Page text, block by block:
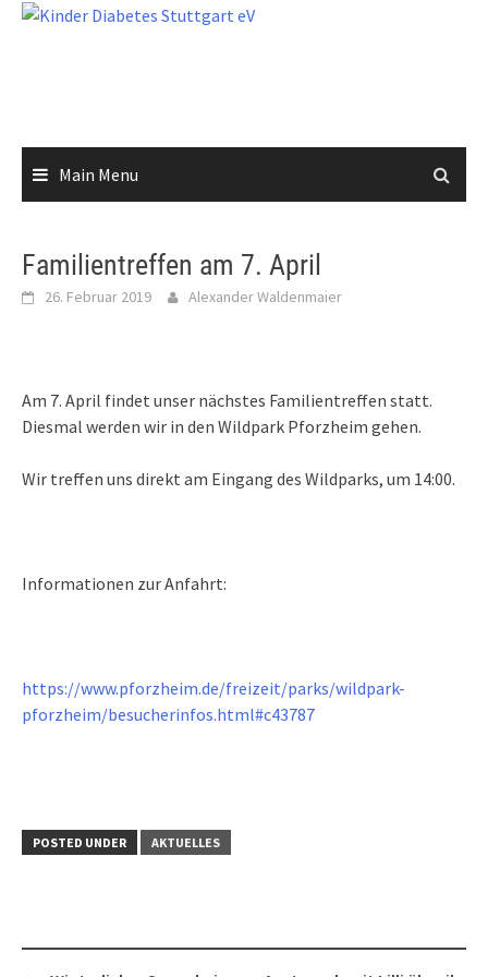
Skip
Main Menu
Familientreffen am 7. April
26. Februar 2019 Alexander Waldenmaier
Am 7. April findet unser nächstes Familientreffen statt.
Diesmal werden wir in den Wildpark Pforzheim gehen.
Wir treffen uns direkt am Eingang des Wildparks, um 14:00.
Informationen zur Anfahrt:
https://www.pforzheim.de/freizeit/parks/wildpark-
pforzheim/besucherinfos.html#c43787
POSTED UNDER AKTUELLES